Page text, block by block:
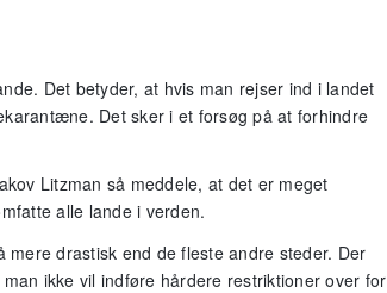
Det betyder, at hvis man rejser ind i landet
Det sker i et forsøg på at forhindre
Litzman så meddele, at det er meget
alle lande i verden.
drastisk end de fleste andre steder. Der
ikke vil indføre hårdere restriktioner over for